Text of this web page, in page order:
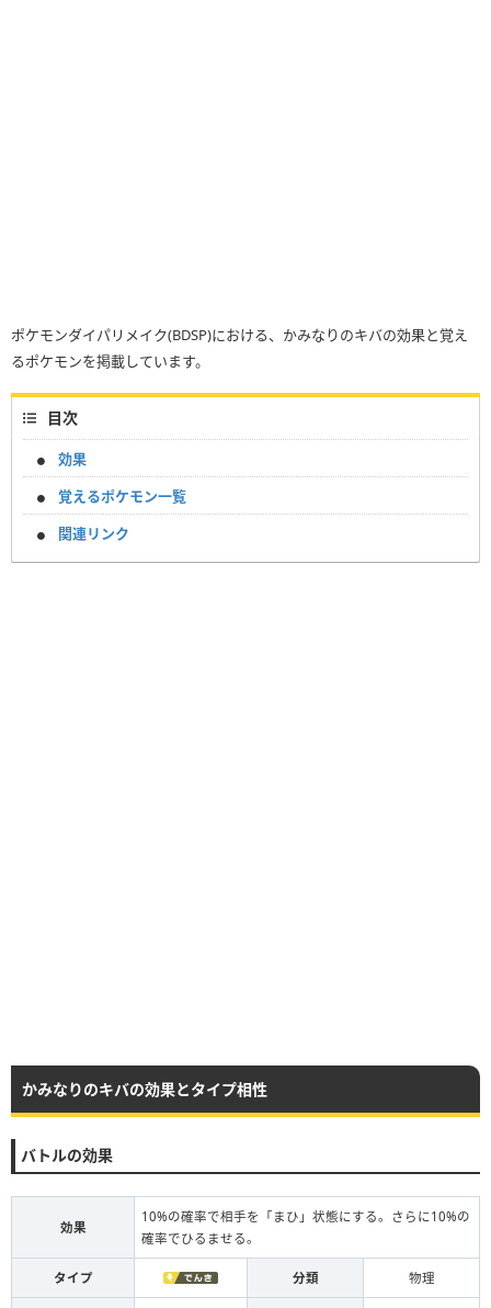
ポケモンダイパリメイク(BDSP)における、かみなりのキバの効果と覚え
るポケモンを掲載しています。
目次
効果
覚えるポケモン一覧
関連リンク
かみなりのキバの効果とタイプ相性
バトルの効果
効果
10%の確率で相手を「まひ」状態にする。さらに10%の
確率でひるませる。
タイプ 分類 物理